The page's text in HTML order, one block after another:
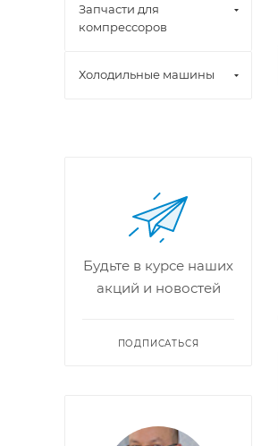
Запчасти для
компрессоров
Холодильные машины
Будьте в курсе наших
акций и новостей
ПОДПИСАТЬСЯ